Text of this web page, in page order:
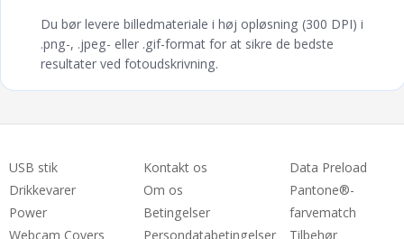
Du bør levere billedmateriale i høj opløsning (300 DPI) i
.png-, .jpeg- eller .gif-format for at sikre de bedste
resultater ved fotoudskrivning.
USB stik
Drikkevarer
Power
Webcam Covers
Kontakt os
Om os
Betingelser
Persondatabetingelser
Data Preload
Pantone®-
farvematch
Tilbehør